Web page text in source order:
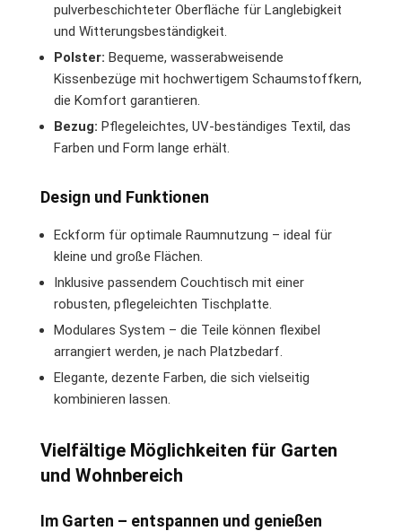
pulverbeschichteter Oberfläche für Langlebigkeit
und Witterungsbeständigkeit.
Polster: Bequeme, wasserabweisende
Kissenbezüge mit hochwertigem Schaumstoffkern,
die Komfort garantieren.
Bezug: Pflegeleichtes, UV-beständiges Textil, das
Farben und Form lange erhält.
Design und Funktionen
Eckform für optimale Raumnutzung – ideal für
kleine und große Flächen.
Inklusive passendem Couchtisch mit einer
robusten, pflegeleichten Tischplatte.
Modulares System – die Teile können flexibel
arrangiert werden, je nach Platzbedarf.
Elegante, dezente Farben, die sich vielseitig
kombinieren lassen.
Vielfältige Möglichkeiten für Garten
und Wohnbereich
Im Garten – entspannen und genießen